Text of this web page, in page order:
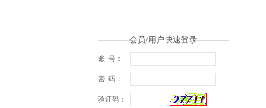
会员/用户快速登录
账 号：
密 码：
验证码：